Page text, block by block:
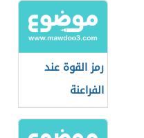
رمز القوة عند
الفراعنة